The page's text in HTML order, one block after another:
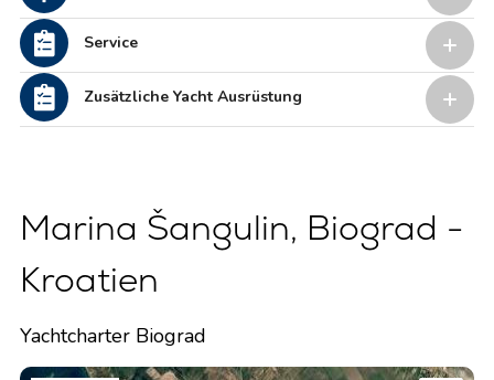
Service
Zusätzliche Yacht Ausrüstung
Marina Šangulin, Biograd -
Kroatien
Yachtcharter Biograd